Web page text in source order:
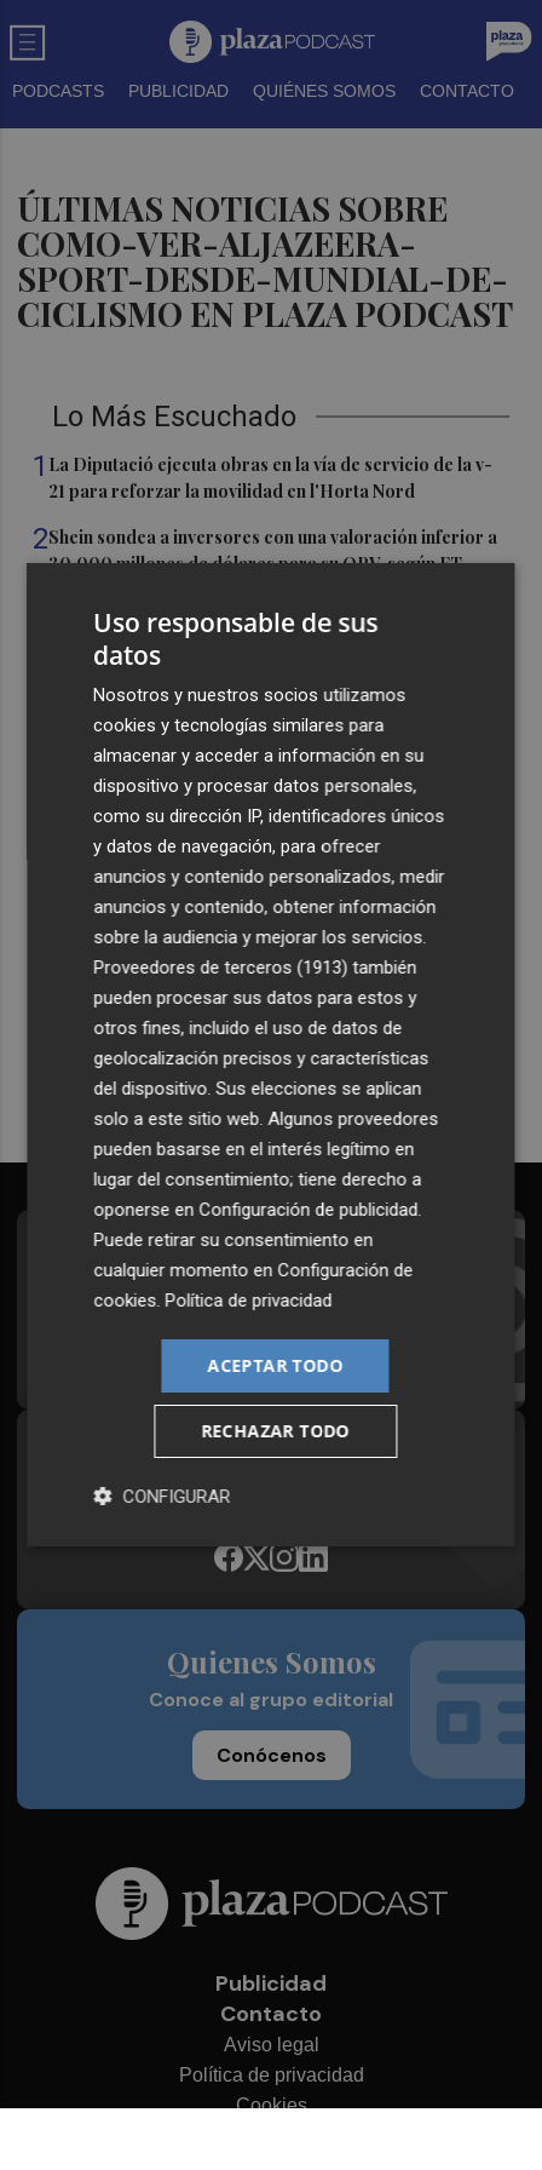
PODCASTS PUBLICIDAD QUIÉNES SOMOS CONTACTO
ÚLTIMAS NOTICIAS SOBRE
COMO-VER-ALJAZEERA-
SPORT-DESDE-MUNDIAL-DE-
CICLISMO EN PLAZA PODCAST
Lo Más Escuchado
1 La Diputació ejecuta obras en la vía de servicio de la v-
21 para reforzar la movilidad en l'Horta Nord
2Shein sondea a inversores con una valoración inferior a
30.000 millones de dólares para su OPV, según FT
Florentino Pérez refuerza su posición como principal
accionista de ACS y eleva su participación al 15%
La Femp se coordina con los gobiernos locales para el
eclipse solar del 12 de agosto
El incendio del Cerro Maestre de Jumilla activa el Plan
Infomur en situación 1
Recibe toda la actualidad de
Plaza Podcast en tu correo
Quiero suscribirme
Suscríbete al Boletín
Todos los días a primera hora en tu email
¡Quiero suscribirme!
Síguenos en redes
Plaza Podcast, desde cualquier medio
Quienes Somos
Conoce al grupo editorial
Conócenos
Publicidad
Contacto
Aviso legal
Política de privacidad
Cookies
Uso responsable de sus
datos
Nosotros y nuestros socios utilizamos
cookies y tecnologías similares para
almacenar y acceder a información en su
dispositivo y procesar datos personales,
como su dirección IP, identificadores únicos
y datos de navegación, para ofrecer
anuncios y contenido personalizados, medir
anuncios y contenido, obtener información
sobre la audiencia y mejorar los servicios.
Proveedores de terceros (1913) también
pueden procesar sus datos para estos y
otros fines, incluido el uso de datos de
geolocalización precisos y características
del dispositivo. Sus elecciones se aplican
solo a este sitio web. Algunos proveedores
pueden basarse en el interés legítimo en
lugar del consentimiento; tiene derecho a
oponerse enConfiguración de publicidad
Puede retirar su consentimiento en
cualquier momento enConfiguración de
cookies .Política de privacidad
ACEPTAR TODO
RECHAZAR TODO
CONFIGURAR